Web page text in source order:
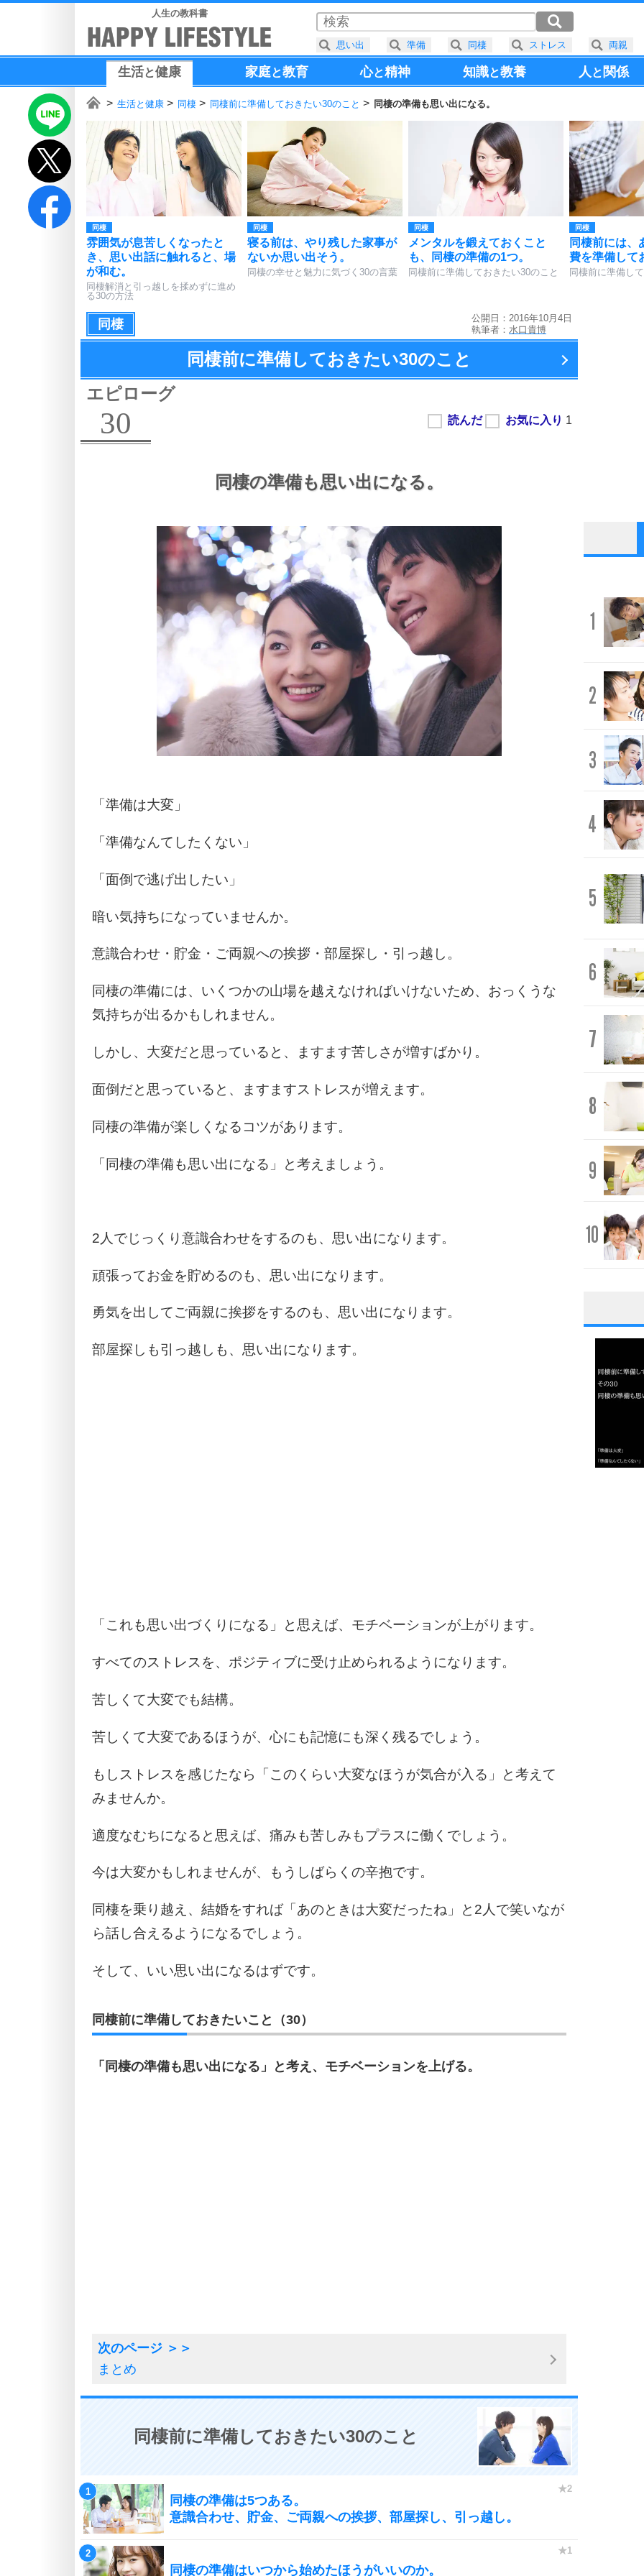
人生の教科書
生活と健康 家庭と教育 心と精神 知識と教養 人と 関係
生活と健康 同棲 同棲前に準備しておきたい30のこと 同棲の準備も思い出になる。
同棲
雰囲気が息苦しくなったと
き、思い出話に触れると、場
が和む。
同棲解消と引っ越しを揉めずに進め
る30の方法
同棲
寝る前は、やり残した家事が
ないか思い出そう。
同棲の幸せと魅力に気づく30の言葉
同棲
メンタルを鍛えておくこと
も、同棲の準備の1つ。
同棲前に準備しておきたい30のこと
同棲
同棲前には、
費を準備して
同棲前に準備し
同棲
公開日：2016年10月4日
執筆者： 水口貴博
同棲前に準備しておきたい30のこと
エピローグ
30
同棲の準備も思い出になる。
「準備は大変」
「準備なんてしたくない」
「面倒で逃げ出したい」
暗い気持ちになっていませんか。
意識合わせ・貯金・ご両親への挨拶・部屋探し・引っ越し。
同棲の準備には、いくつかの山場を越えなければいけないため、おっくうな
気持ちが出るかもしれません。
しかし、大変だと思っていると、ますます苦しさが増すばかり。
面倒だと思っていると、ますますストレスが増えます。
同棲の準備が楽しくなるコツがあります。
「同棲の準備も思い出になる」と考えましょう。
2人でじっくり意識合わせをするのも、思い出になります。
頑張ってお金を貯めるのも、思い出になります。
勇気を出してご両親に挨拶をするのも、思い出になります。
部屋探しも引っ越しも、思い出になります。
「これも思い出づくりになる」と思えば、モチベーションが上がります。
すべてのストレスを、ポジティブに受け止められるようになります。
苦しくて大変でも結構。
苦しくて大変であるほうが、心にも記憶にも深く残るでしょう。
もしストレスを感じたなら「このくらい大変なほうが気合が入る」と考えて
みませんか。
適度なむちになると思えば、痛みも苦しみもプラスに働くでしょう。
今は大変かもしれませんが、もうしばらくの辛抱です。
同棲を乗り越え、結婚をすれば「あのときは大変だったね」と2人で笑いなが
ら話し合えるようになるでしょう。
そして、いい思い出になるはずです。
同棲前に準備しておきたいこと（30）
「同棲の準備も思い出になる」と考え、モチベーションを上げる。
まとめ
同棲前に準備しておきたい30のこと
同棲の準備は5つある。
意識合わせ、貯金、ご両親への挨拶、部屋探し、引っ越し。
同棲の準備はいつから始めたほうがいいのか。
1
2
3
4
5
6
7
8
9
10
1
3
思い出 準備 同棲 ストレス 両親